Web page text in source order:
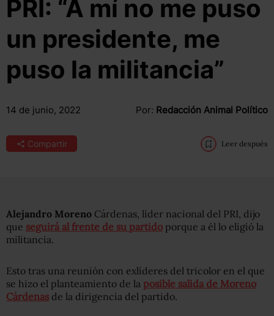
PRI: “A mí no me puso
un presidente, me
puso la militancia”
14 de junio, 2022 Por: Redacción Animal Político
Compartir Leer después
Alejandro Moreno Cárdenas, líder nacional del PRI, dijo
que seguirá al frente de su partido porque a él lo eligió la
militancia.
Esto tras una reunión con exlíderes del tricolor en el que
se hizo el planteamiento de la posible salida de Moreno
Cárdenas de la dirigencia del partido.